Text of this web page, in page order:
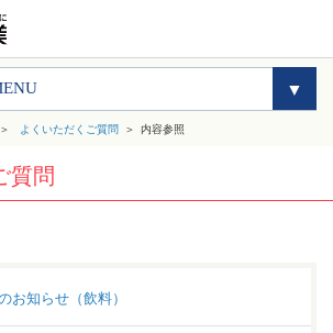
よくいただくご質問 内容参照
質問
お知らせ（飲料）